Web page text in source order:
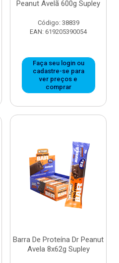
Peanut Avelã 600g Supley
Código: 38839
EAN: 619205390054
Faça seu login ou
cadastre-se para
ver preços e
comprar
Barra De Proteína Dr Peanut
Avela 8x62g Supley